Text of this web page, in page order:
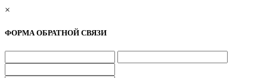
×
ФОРМА ОБРАТНОЙ СВЯЗИ